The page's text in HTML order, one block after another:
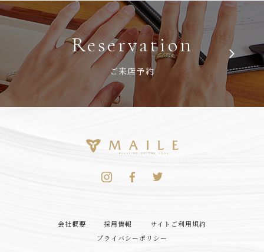
Reservation
ご来店予約
会社概要 採用情報
サイトご利用規約
プライバシーポリシー